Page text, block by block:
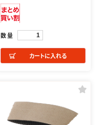
数量
カートに入れる